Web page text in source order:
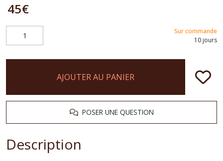
45€
Sur commande
10 jours
AJOUTER AU PANIER
POSER UNE QUESTION
Description